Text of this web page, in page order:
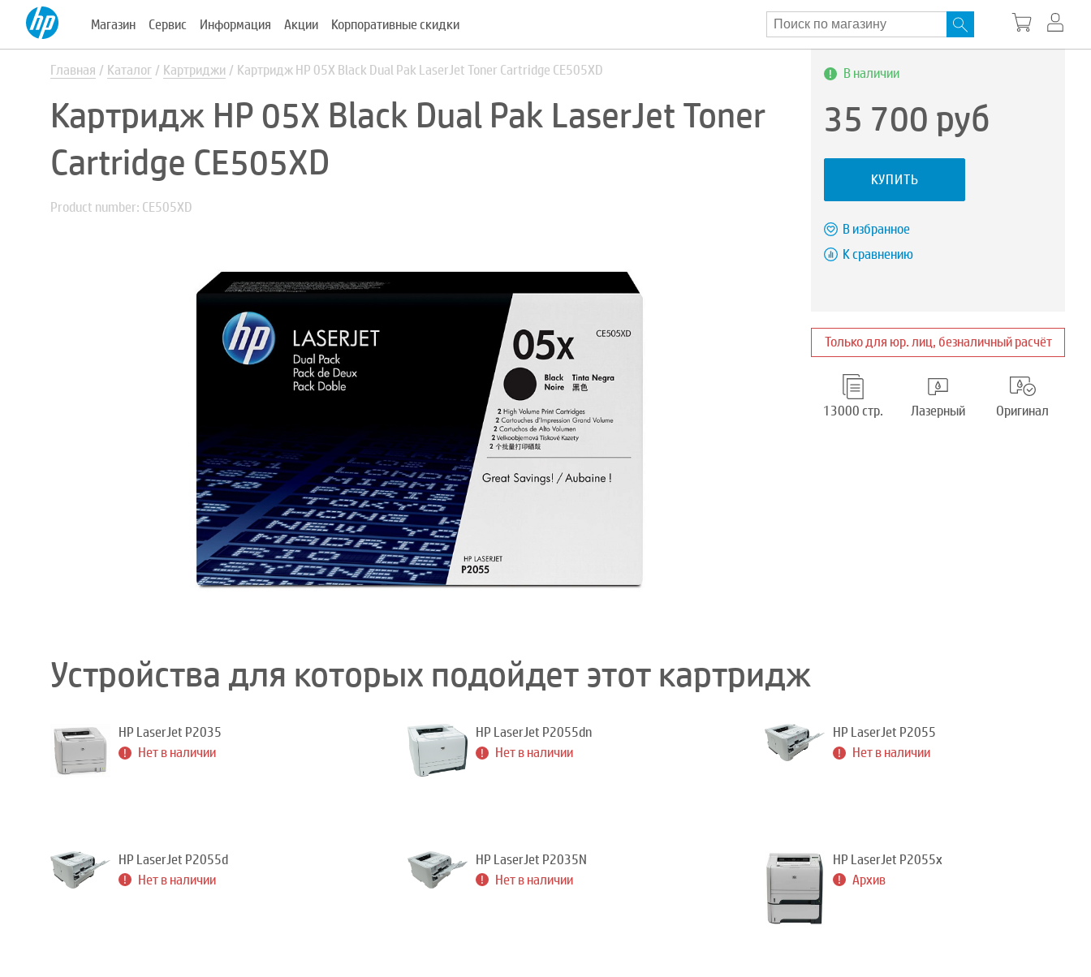
Магазин Сервис Информация Акции Корпоративные скидки
Главная Каталог Картриджи Картридж HP 05X Black Dual Pak LaserJet Toner Cartridge CE505XD
Картридж HP 05X Black Dual Pak LaserJet Toner
Cartridge CE505XD
Product number: CE505XD
В наличии
35 700 руб
КУПИТЬ
В избранное
К сравнению
Только для юр. лиц, безналичный расчёт
13000 стр. Лазерный Оригинал
Устройства для которых подойдет этот картридж
HP LaserJet P2035
Нет в наличии
HP LaserJet P2055dn
Нет в наличии
HP LaserJet P2055
Нет в наличии
HP LaserJet P2055d
Нет в наличии
HP LaserJet P2035N
Нет в наличии
HP LaserJet P2055x
Архив